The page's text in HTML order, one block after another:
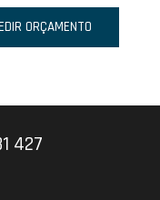
ORÇAMENTO
427